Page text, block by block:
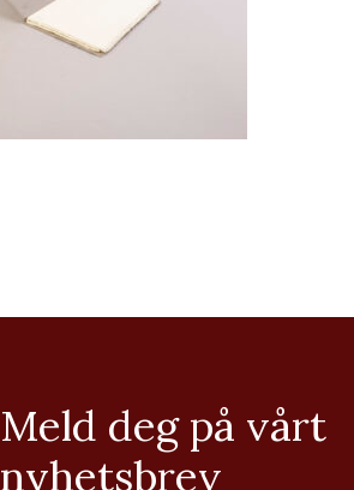
Meld deg på vårt
nyhetsbrev